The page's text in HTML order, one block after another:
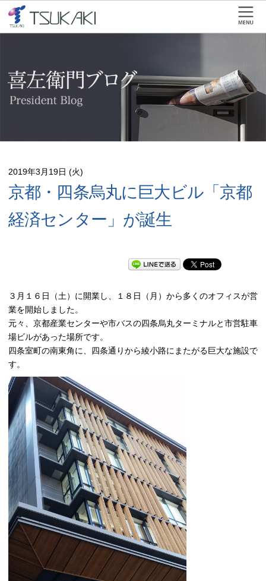
2019年3月19日 (火)
京都・四条烏丸に巨大ビル「京都
経済センター」が誕生
３月１６日（土）に開業し、１８日（月）から多くのオフィスが営
業を開始しました。
元々、京都産業センターや市バスの四条烏丸ターミナルと市営駐車
場ビルがあった場所です。
四条室町の南東角に、四条通りから綾小路にまたがる巨大な施設で
す。